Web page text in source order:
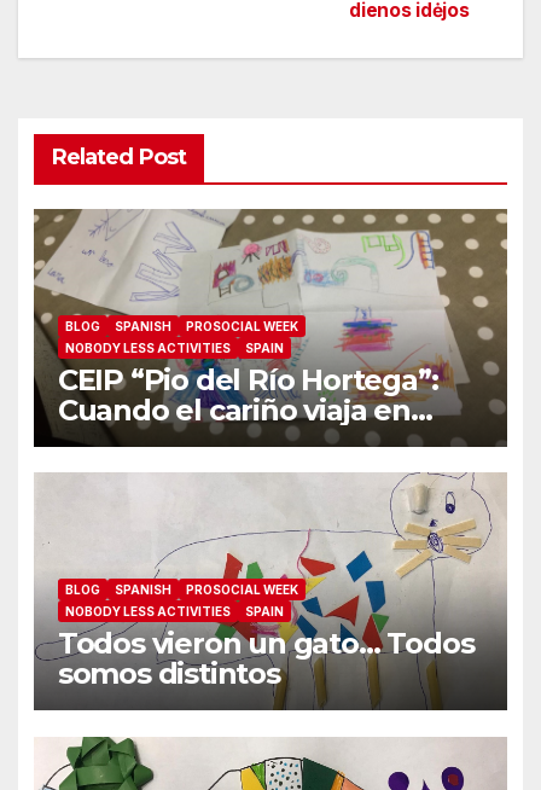
dienos idėjos
Related Post
BLOG SPANISH
PROSOCIAL WEEK
NOBODY LESS ACTIVITIES
SPAIN
CEIP “Pio del Río Hortega”:
Cuando el cariño viaja en
carta
BLOG SPANISH
PROSOCIAL WEEK
NOBODY LESS ACTIVITIES
SPAIN
Todos vieron un gato… Todos
somos distintos